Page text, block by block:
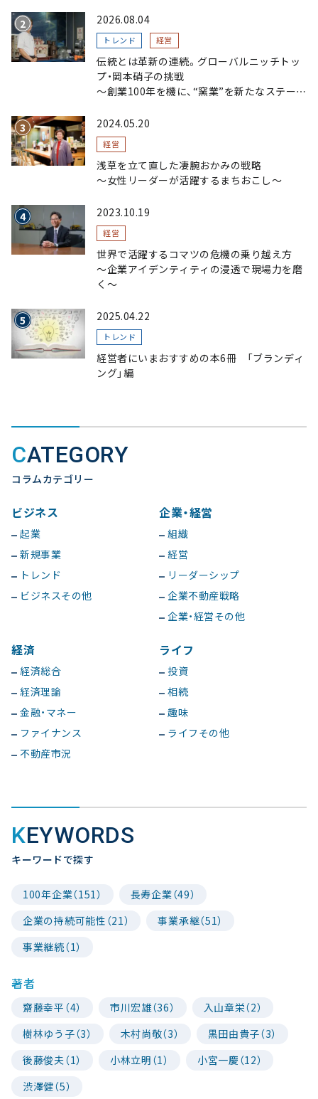
2026.08.04
トレンド 経営
伝統とは革新の連続。グローバルニッチトッ
プ・岡本硝子の挑戦
～創業100年を機に、“窯業”を新たなステージ
略～
2024.05.20
経営
浅草を立て直した凄腕おかみの戦略
〜女性リーダーが活躍するまちおこし〜
2023.10.19
経営
世界で活躍するコマツの危機の乗り越え方
〜企業アイデンティティの浸透で現場力を磨
く〜
2025.04.22
トレンド
経営者にいまおすすめの本6冊 「ブランディ
ング」編
CATEGORY
コラムカテゴリー
ビジネス
起業
新規事業
トレンド
ビジネスその他
企業・経営
組織
経営
リーダーシップ
企業不動産戦略
企業・経営その他
経済
経済総合
経済理論
金融・マネー
ファイナンス
不動産市況
ライフ
投資
相続
趣味
ライフその他
KEYWORDS
キーワードで探す
100年企業（151）
長寿企業（49）
企業の持続可能性（21）
事業承継（51）
事業継続（1）
著者
齋藤幸平（4） 市川宏雄（36）
入山章栄（2）
樹林ゆう子（3）
木村尚敬（3）
黒田由貴子（3）
後藤俊夫（1）
小林立明（1）
小宮一慶（12）
渋澤健（5）